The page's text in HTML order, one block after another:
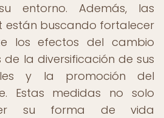
entorno. Además, las
están buscando fortalecer
los efectos del cambio
la diversificación de sus
y la promoción del
Estas medidas no solo
su forma de vida